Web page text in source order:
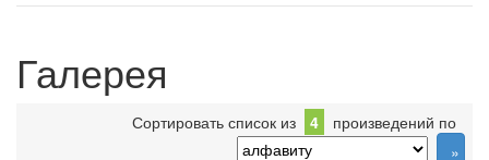
Галерея
Сортировать список из 4 произведений по